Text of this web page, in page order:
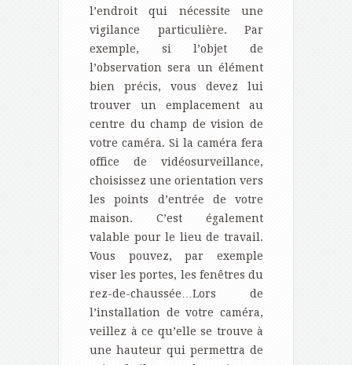
l’endroit qui nécessite une
vigilance particulière. Par
exemple, si l’objet de
l’observation sera un élément
bien précis, vous devez lui
trouver un emplacement au
centre du champ de vision de
votre caméra. Si la caméra fera
office de vidéosurveillance,
choisissez une orientation vers
les points d’entrée de votre
maison. C’est également
valable pour le lieu de travail.
Vous pouvez, par exemple
viser les portes, les fenêtres du
rez-de-chaussée…Lors de
l’installation de votre caméra,
veillez à ce qu’elle se trouve à
une hauteur qui permettra de